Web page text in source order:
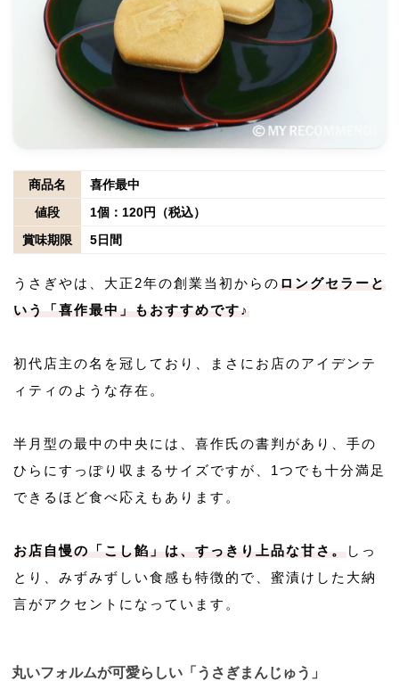
商品名
喜作最中
値段
1個：120円（税込）
賞味期限
5日間
うさぎやは、大正2年の創業当初からの ロングセラーと
いう「喜作最中」もおすすめです♪
初代店主の名を冠しており、まさにお店のアイデンテ
ィティのような存在。
半月型の最中の中央には、喜作氏の書判があり、手の
ひらにすっぽり収まるサイズですが、1つでも十分満足
できるほど食べ応えもあります。
お店自慢の「こし餡」は、すっきり上品な甘さ。
しっ
とり、みずみずしい食感も特徴的で、蜜漬けした大納
言がアクセントになっています。
丸いフォルムが可愛らしい「うさぎまんじゅう」